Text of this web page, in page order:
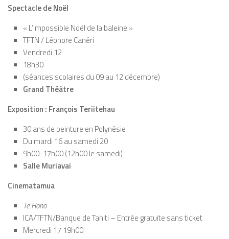
Spectacle de Noël
« L’impossible Noël de la baleine »
TFTN / Léonore Canéri
Vendredi 12
18h30
(séances scolaires du 09 au 12 décembre)
Grand Théâtre
Exposition : François Teriitehau
30 ans de peinture en Polynésie
Du mardi 16 au samedi 20
9h00-17h00 (12h00 le samedi)
Salle Muriavai
Cinematamua
Te Hono
ICA/TFTN/Banque de Tahiti – Entrée gratuite sans ticket
Mercredi 17 19h00